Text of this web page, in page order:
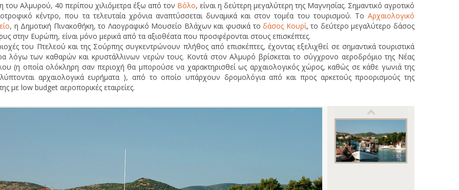
του Αλμυρού, 40 περίπου χιλιόμετρα έξω από τον Βόλο, είναι η δεύτερη μεγαλύτερη της Μαγνησίας. Σημαντικό αγροτικό
κέντρο, που τα τελευταία χρόνια αναπτύσσεται δυναμικά και στον τομέα του τουρισμού. Το Αρχαιολογικό
, η Δημοτική Πινακοθήκη, το Λαογραφικό Μουσείο Βλάχων και φυσικά τοδάσος Κουρί, το δεύτερο μεγαλύτερο δάσος
στην Ευρώπη, είναι μόνο μερικά από τα αξιοθέατα που προσφέρονται στους επισκέπτες.
του Πτελεού και της Σούρπης συγκεντρώνουν πλήθος από επισκέπτες, έχοντας εξελιχθεί σε σημαντικά τουριστικά
λόγω των καθαρών και κρυστάλλινων νερών τους. Κοντά στον Αλμυρό βρίσκεται το σύγχρονο αεροδρόμιο της Νέας
(η οποία ολόκληρη σαν περιοχή θα μπορούσε να χαρακτηρισθεί ως αρχαιολογικός χώρος, καθώς σε κάθε γωνιά της
αρχαιολογικά ευρήματα ), από το οποίο υπάρχουν δρομολόγια από και προς αρκετούς προορισμούς της
με low budget αεροπορικές εταιρείες.